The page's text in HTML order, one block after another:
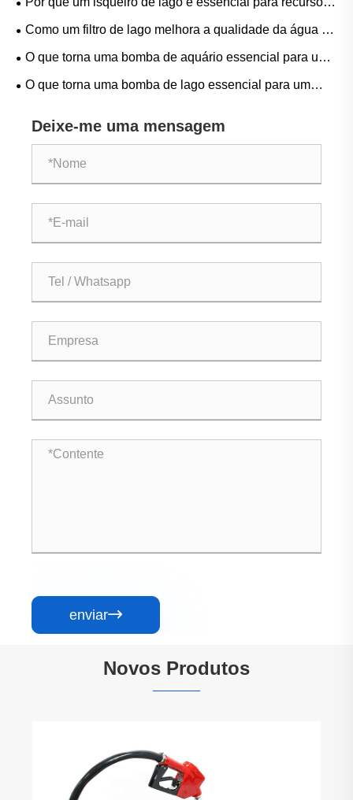
hídricos externos modernos?
Como um filtro de lago melhora a qualidade da água e
cria um ecossistema aquático saudável?
O que torna uma bomba de aquário essencial para um
aquário saudável e próspero?
O que torna uma bomba de lago essencial para um
Deixe-me uma mensagem
enviar
Novos Produtos